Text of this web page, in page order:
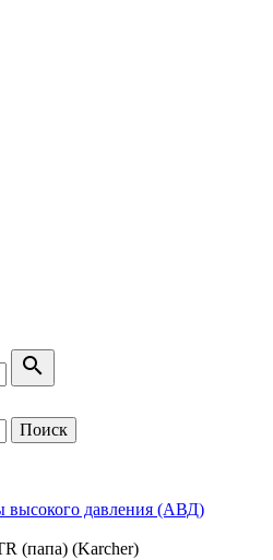
search
Поиск
высокого давления (АВД)
(папа) (Karcher)